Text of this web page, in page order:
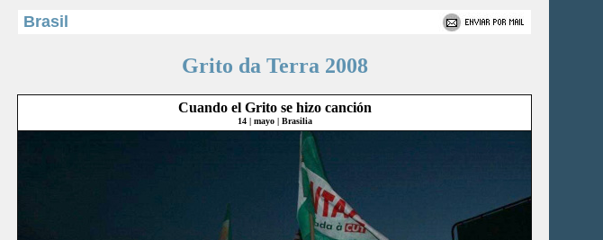
Brasil
Grito da Terra 2008
Cuando el Grito se hizo canción
14 | mayo | Brasilia